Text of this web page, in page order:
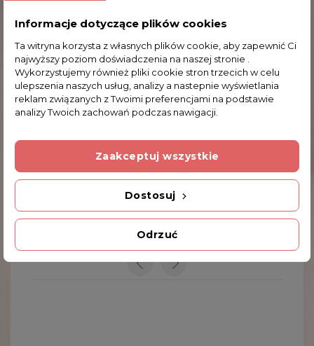
Komentarze (0)
Na razie nie dodano żadnej recenzji.
Dodatkowe Informacje
WS-9100 12.0g
INNE PRODUKTY W TEJ SAMEJ KATEGORII
Informacje dotyczące plików cookies
Ta witryna korzysta z własnych plików cookie, aby zapewnić Ci
najwyższy poziom doświadczenia na naszej stronie .
Wykorzystujemy również pliki cookie stron trzecich w celu
ulepszenia naszych usług, analizy a nastepnie wyświetlania
reklam związanych z Twoimi preferencjami na podstawie
analizy Twoich zachowań podczas nawigacji.
Odrzuć
Dostosuj
Zaakceptuj wszystkie